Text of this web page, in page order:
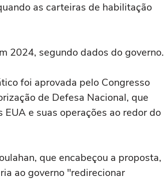
as carteiras de habilitação
2024, segundo dados do governo.
foi aprovada pelo Congresso
de Defesa Nacional, que
e suas operações ao redor do
que encabeçou a proposta,
ao governo "redirecionar